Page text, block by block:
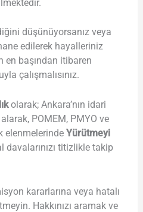
düşünüyorsanız veya
edilerek hayalleriniz
en başından itibaren
çalışmalısınız.
olarak; Ankara’nın idari
POMEM, PMYO ve
elenmelerinde Yürütmeyi
titizlikle takip
kararlarına veya hatalı
Hakkınızı aramak ve